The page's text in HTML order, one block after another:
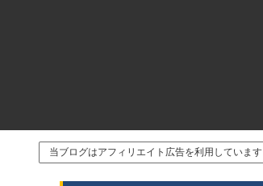
当ブログはアフィリエイト広告を利用しています